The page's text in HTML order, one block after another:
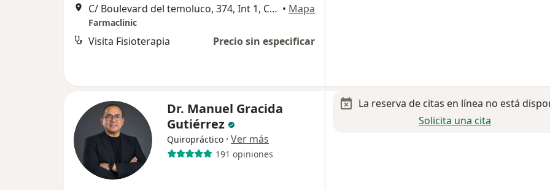
C/ Boulevard del temoluco, 374, Int 1, Col Acueducto De Guadalupe, Gustavo A Madero • Mapa
Farmaclinic
Visita Fisioterapia Precio sin especificar
Dr. Manuel Gracida
Gutiérrez
Quiropráctico · Ver más
191 opiniones
La reserva de citas en línea no está
Solicita una cita